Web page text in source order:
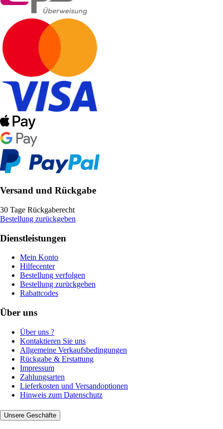
Versand und Rückgabe
30 Tage Rückgaberecht
Bestellung zurückgeben
Dienstleistungen
Mein Konto
Hilfecenter
Bestellung verfolgen
Bestellung zurückgeben
Rabattcodes
Über uns
Über uns ?
Kontaktieren Sie uns
Allgemeine Verkaufsbedingungen
Rückgabe & Erstattung
Impressum
Zahlungsarten
Lieferkosten und Versandoptionen
Hinweis zum Datenschutz
Unsere Geschäfte